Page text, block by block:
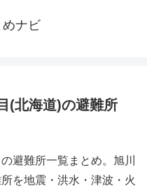
ナビ
(北海道)の避難所
避難所一覧まとめ。旭川
を地震・洪水・津波・火